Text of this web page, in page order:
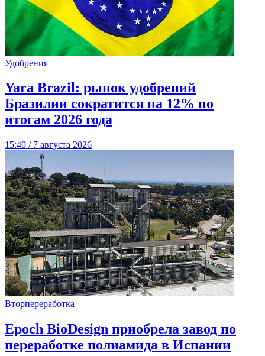
Удобрения
Yara Brazil: рынок удобрений
Бразилии сократится на 12% по
итогам 2026 года
15:40 / 7 августа 2026
Вторпереработка
Epoch BioDesign приобрела завод по
переработке полиамида в Испании